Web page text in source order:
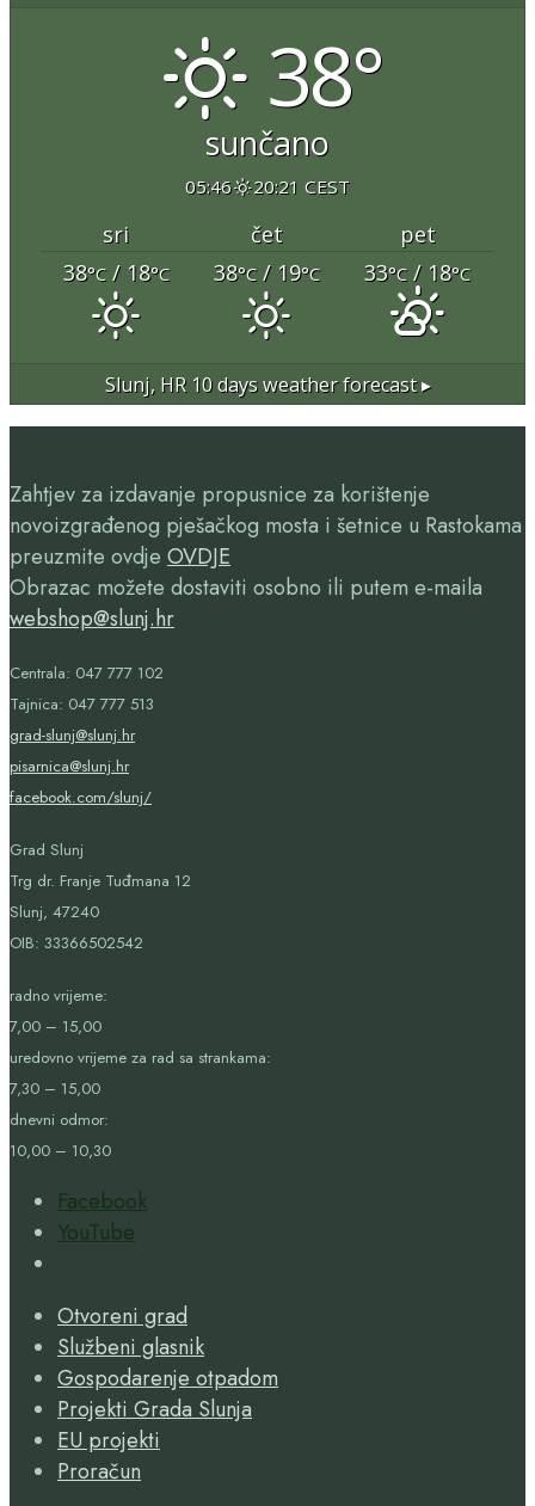
38°
sunčano
05:46 20:21 CEST
sri čet
pet
38°C/ 18°C 38°C/ 19°C 33°C/ 18°C
Slunj, HR10 days weather forecast ▸
Zahtjev za izdavanje propusnice za korištenje
novoizgrađenog pješačkog mosta i šetnice u Rastokama
preuzmite ovdje OVDJE
Obrazac možete dostaviti osobno ili putem e-maila
webshop@slunj.hr
Centrala: 047 777 102
Tajnica: 047 777 513
grad-slunj@slunj.hr
pisarnica@slunj.hr
facebook.com/slunj/
Grad Slunj
Trg dr. Franje Tuđmana 12
Slunj, 47240
OIB: 33366502542
radno vrijeme:
7,00 – 15,00
uredovno vrijeme za rad sa strankama:
7,30 – 15,00
dnevni odmor:
10,00 – 10,30
Facebook
YouTube
Window
Otvoreni grad
Službeni glasnik
Gospodarenje otpadom
Projekti Grada Slunja
EU projekti
Proračun